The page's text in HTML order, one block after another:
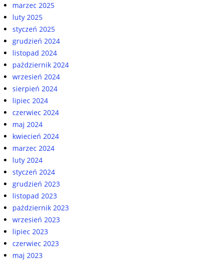
marzec 2025
luty 2025
styczeń 2025
grudzień 2024
listopad 2024
październik 2024
wrzesień 2024
sierpień 2024
lipiec 2024
czerwiec 2024
maj 2024
kwiecień 2024
marzec 2024
luty 2024
styczeń 2024
grudzień 2023
listopad 2023
październik 2023
wrzesień 2023
lipiec 2023
czerwiec 2023
maj 2023